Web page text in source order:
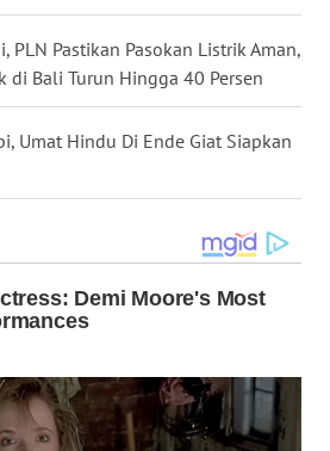
PLN Pastikan Pasokan Listrik Aman,
di Bali Turun Hingga 40 Persen
Umat Hindu Di Ende Giat Siapkan